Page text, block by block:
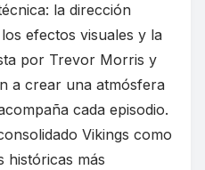
la dirección
efectos visuales y la
por Trevor Morris y
a crear una atmósfera
cada episodio.
Vikings como
históricas más